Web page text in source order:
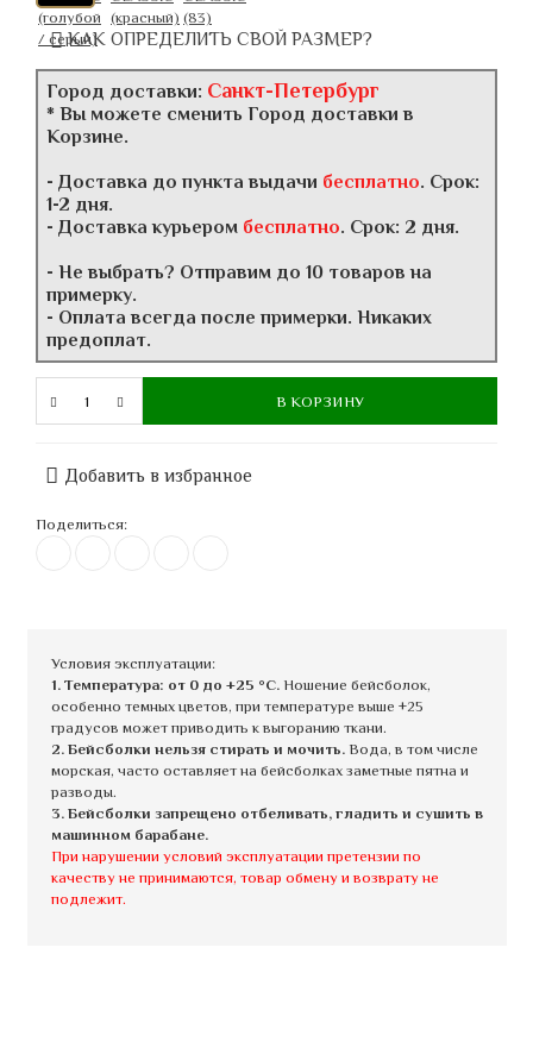
КАК ОПРЕДЕЛИТЬ СВОЙ РАЗМЕР?
Город доставки: Санкт-Петербург
* Вы можете сменить Город доставки в
Корзине.
- Доставка до пункта выдачи бесплатно. Срок:
1-2 дня.
- Доставка курьером бесплатно. Срок: 2 дня.
- Не выбрать? Отправим до 10 товаров на
примерку.
- Оплата всегда после примерки. Никаких
предоплат.
В КОРЗИНУ
Добавить в избранное
Поделиться:
Условия эксплуатации:
1. Температура: от 0 до +25 °C.Ношение бейсболок,
особенно темных цветов, при температуре выше +25
градусов может приводить к выгоранию ткани.
2. Бейсболки нельзя стирать и мочить.Вода, в том числе
морская, часто оставляет на бейсболках заметные пятна и
разводы.
3. Бейсболки запрещено отбеливать, гладить и сушить в
машинном барабане.
При нарушении условий эксплуатации претензии по
качеству не принимаются, товар обмену и возврату не
подлежит.